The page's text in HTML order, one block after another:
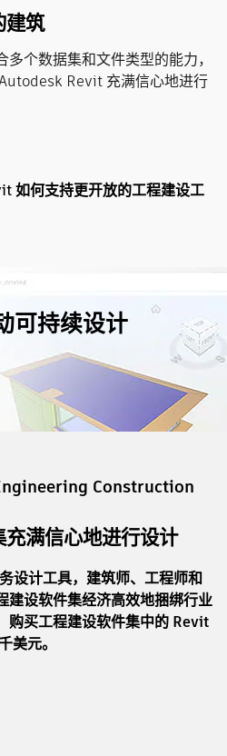
建筑
个数据集和文件类型的能力，
Revit 充满信心地进行
如何支持更开放的工程建设工
可持续设计
Construction
满信心地进行设计
设计工具，建筑师、工程师和
建设软件集经济高效地捆绑行业
购买工程建设软件集中的 Revit
美元。